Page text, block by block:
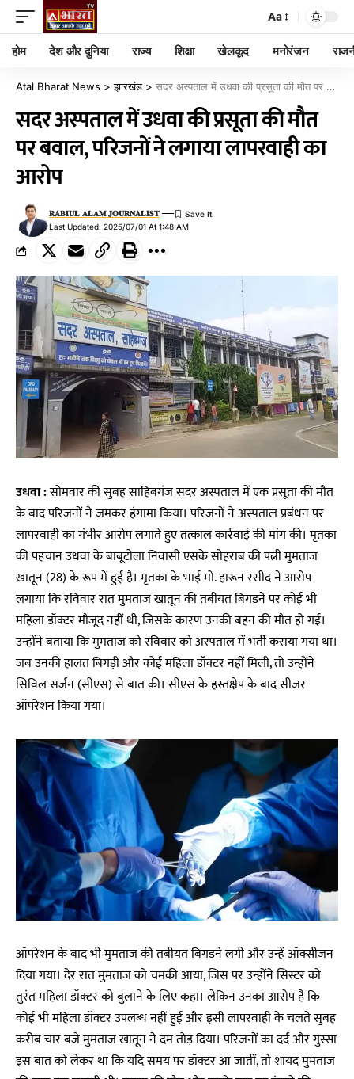
Aa
होम देश और दुनिया राज्य शिक्षा खेलकूद मनोरंजन
Atal Bharat News >झारखंड > सदर अस्पताल में उधवा की प्रसूता की मौत पर बवाल, परिजनों ने लगाया लापरवाही का आरोप
सदर अस्पताल में उधवा की प्रसूता की मौत
पर बवाल, परिजनों ने लगाया लापरवाही का
आरोप
Last Updated: 2025/07/01 At 1:48 AM
𝐑𝐀𝐁𝐈𝐔𝐋 𝐀𝐋𝐀𝐌 𝐉𝐎𝐔𝐑𝐍𝐀𝐋𝐈𝐒𝐓
उधवा :सोमवार की सुबह साहिबगंज सदर अस्पताल में एक प्रसूता की मौत
के बाद परिजनों ने जमकर हंगामा किया। परिजनों ने अस्पताल प्रबंधन पर
लापरवाही का गंभीर आरोप लगाते हुए तत्काल कार्रवाई की मांग की। मृतका
की पहचान उधवा के बाबूटोला निवासी एसके सोहराब की पत्नी मुमताज
खातून (28) के रूप में हुई है। मृतका के भाई मो. हारून रसीद ने आरोप
लगाया कि रविवार रात मुमताज खातून की तबीयत बिगड़ने पर कोई भी
महिला डॉक्टर मौजूद नहीं थी, जिसके कारण उनकी बहन की मौत हो गई।
उन्होंने बताया कि मुमताज को रविवार को अस्पताल में भर्ती कराया गया था।
जब उनकी हालत बिगड़ी और कोई महिला डॉक्टर नहीं मिली, तो उन्होंने
सिविल सर्जन (सीएस) से बात की। सीएस के हस्तक्षेप के बाद सीजर
ऑपरेशन किया गया।
ऑपरेशन के बाद भी मुमताज की तबीयत बिगड़ने लगी और उन्हें ऑक्सीजन
दिया गया। देर रात मुमताज को चमकी आया, जिस पर उन्होंने सिस्टर को
तुरंत महिला डॉक्टर को बुलाने के लिए कहा। लेकिन उनका आरोप है कि
कोई भी महिला डॉक्टर उपलब्ध नहीं हुई और इसी लापरवाही के चलते सुबह
करीब चार बजे मुमताज खातून ने दम तोड़ दिया। परिजनों का दर्द और गुस्सा
इस बात को लेकर था कि यदि समय पर डॉक्टर आ जातीं, तो शायद मुमताज